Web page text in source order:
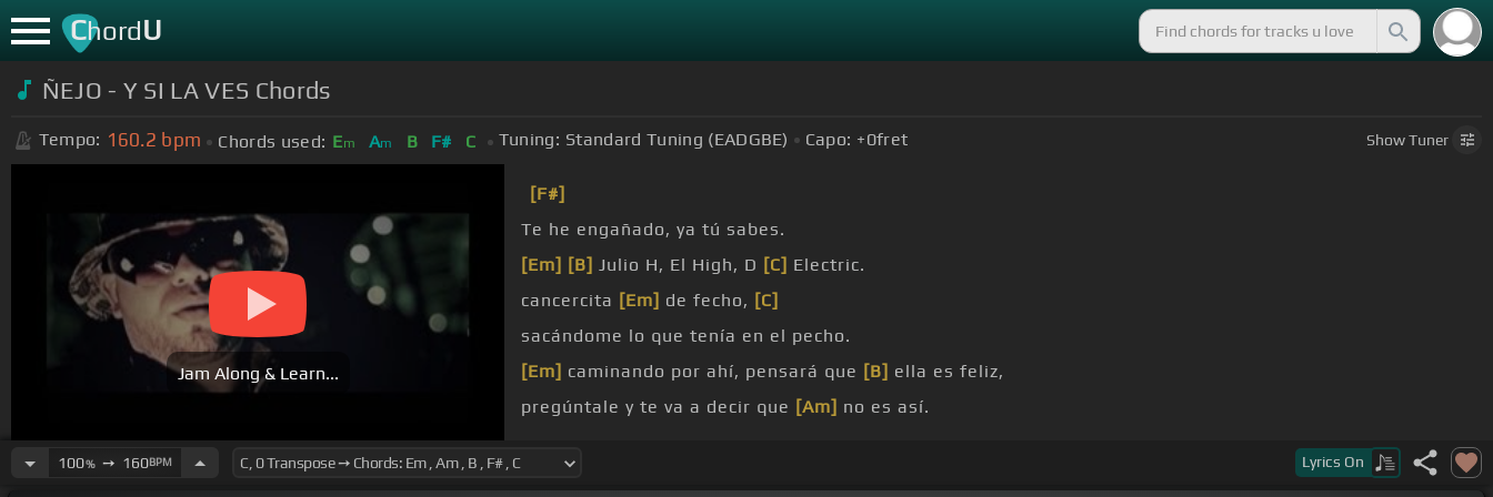
ChordU
ÑEJO - Y SI LA VES Chords
Tempo: 160.2 bpm Chords used: Em Am B F# C Tuning: Standard Tuning (EADGBE) Capo: +0fret ShowTuner
Jam Along & Learn...
[F#]
Te he engañado, ya tú sabes.
[Em] [B] Julio H, El High, D [C] Electric.
cancercita [Em] de fecho, [C]
sacándome lo que tenía en el pecho.
[Em] caminando por ahí, pensará que [B] ella es feliz,
pregúntale y te va a decir que [Am] no es así.
100%➙ 160BPM Lyrics On